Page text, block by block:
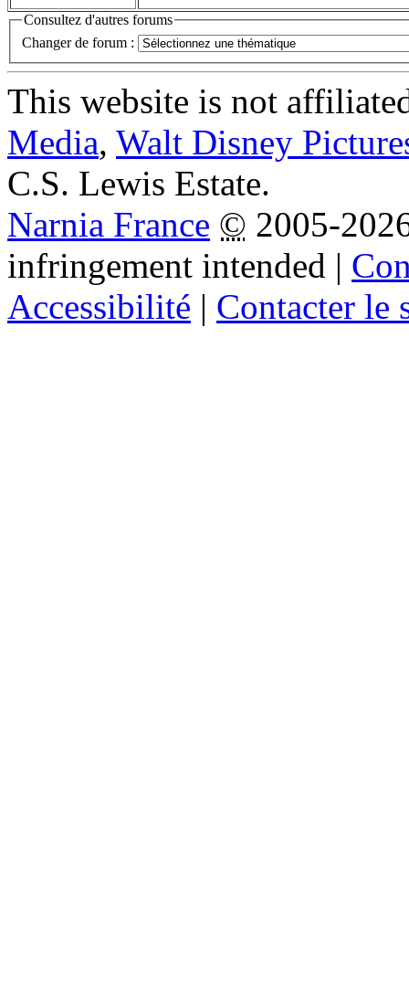
Consultez d'autres forums
Changer de forum :
This website is not
Media, Walt Disney
C.S. Lewis Estate.
Narnia France © 2005-
infringement intended |
Accessibilité | Contacter le